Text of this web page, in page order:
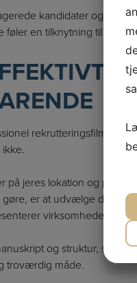
kandidater og
føler en tilknytning til
rekrutteringsfilm
på jeres lokation og
gøre, er at udvælge de
virksomheden.
og struktur, så
troværdig måde.